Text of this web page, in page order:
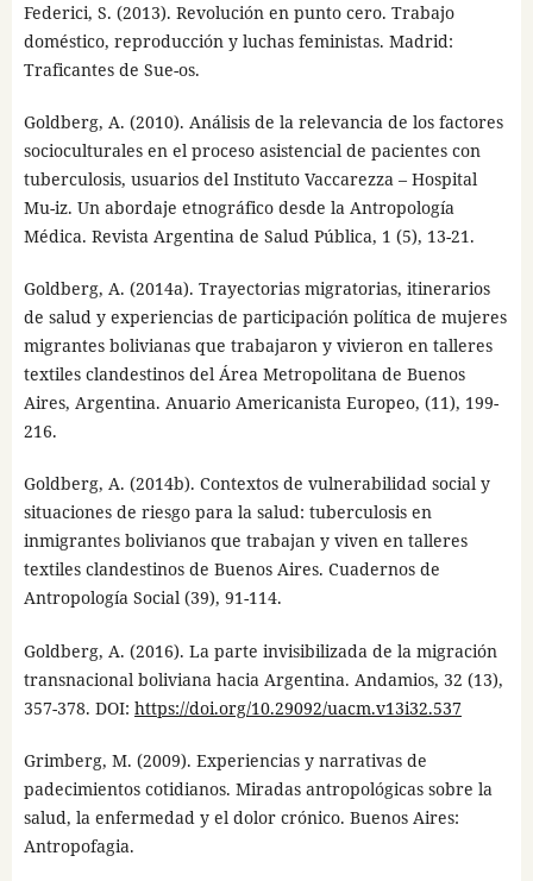
Federici, S. (2013). Revolución en punto cero. Trabajo
doméstico, reproducción y luchas feministas. Madrid:
Traficantes de Sue-os.
Goldberg, A. (2010). Análisis de la relevancia de los factores
socioculturales en el proceso asistencial de pacientes con
tuberculosis, usuarios del Instituto Vaccarezza – Hospital
Mu-iz. Un abordaje etnográfico desde la Antropología
Médica. Revista Argentina de Salud Pública, 1 (5), 13-21.
Goldberg, A. (2014a). Trayectorias migratorias, itinerarios
de salud y experiencias de participación política de mujeres
migrantes bolivianas que trabajaron y vivieron en talleres
textiles clandestinos del Área Metropolitana de Buenos
Aires, Argentina. Anuario Americanista Europeo, (11), 199-
216.
Goldberg, A. (2014b). Contextos de vulnerabilidad social y
situaciones de riesgo para la salud: tuberculosis en
inmigrantes bolivianos que trabajan y viven en talleres
textiles clandestinos de Buenos Aires. Cuadernos de
Antropología Social (39), 91-114.
Goldberg, A. (2016). La parte invisibilizada de la migración
transnacional boliviana hacia Argentina. Andamios, 32 (13),
357-378. DOI: https://doi.org/10.29092/uacm.v13i32.537
Grimberg, M. (2009). Experiencias y narrativas de
padecimientos cotidianos. Miradas antropológicas sobre la
salud, la enfermedad y el dolor crónico. Buenos Aires:
Antropofagia.